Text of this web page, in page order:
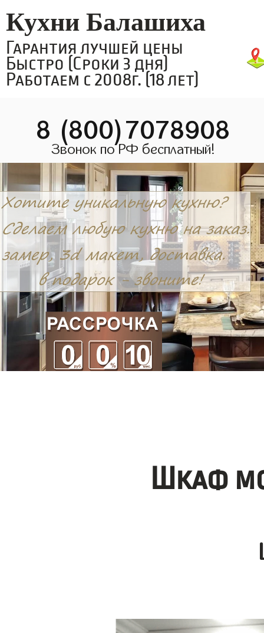
Кухни Балашиха
Гарантия лучшей цены
Быстро (Сроки 3 дня)
Работаем с 2008г. (18 лет)
8 (800)7078908
Звонок по РФ бесплатный!
Шкаф